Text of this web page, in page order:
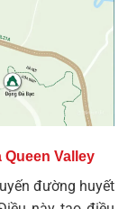
Valley
đường huyết